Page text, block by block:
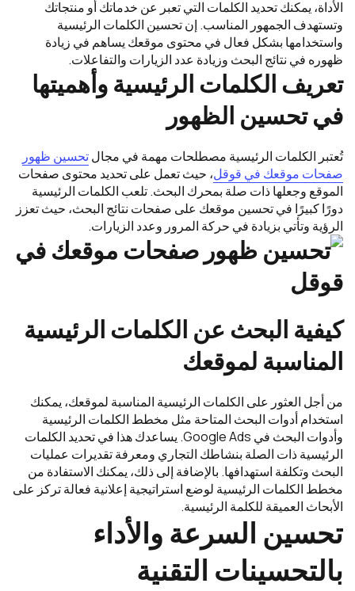
الأداة، يمكنك تحديد الكلمات التي تعبر عن خدماتك أو منتجاتك
وتستهدف الجمهور المناسب. إن تحسين الكلمات الرئيسية
واستخدامها بشكل فعال في محتوى موقعك يساهم في زيادة
ظهوره في نتائج البحث وزيادة عدد الزيارات والتفاعلات.
تعريف الكلمات الرئيسية وأهميتها
في تحسين الظهور
تُعتبر الكلمات الرئيسية مصطلحات مهمة في مجالتحسين ظهور
صفحات موقعك في قوقل، حيث تعمل على تحديد محتوى صفحات
الموقع وجعلها ذات صلة بمحرك البحث. تلعب الكلمات الرئيسية
دورًا كبيرًا في تحسين موقعك على صفحات نتائج البحث، حيث تعزز
الرؤية وتأتي بزيادة في حركة المرور وعدد الزيارات.
كيفية البحث عن الكلمات الرئيسية
المناسبة لموقعك
من أجل العثور على الكلمات الرئيسية المناسبة لموقعك، يمكنك
استخدام أدوات البحث المتاحة مثل مخطط الكلمات الرئيسية
وأدوات البحث في Google Ads. يساعدك هذا في تحديد الكلمات
الرئيسية ذات الصلة بنشاطك التجاري ومعرفة تقديرات عمليات
البحث وتكلفة استهدافها. بالإضافة إلى ذلك، يمكنك الاستفادة من
مخطط الكلمات الرئيسية لوضع استراتيجية إعلانية فعالة تركز على
الأبحاث العميقة للكلمة الرئيسية.
تحسين السرعة والأداء
بالتحسينات التقنية